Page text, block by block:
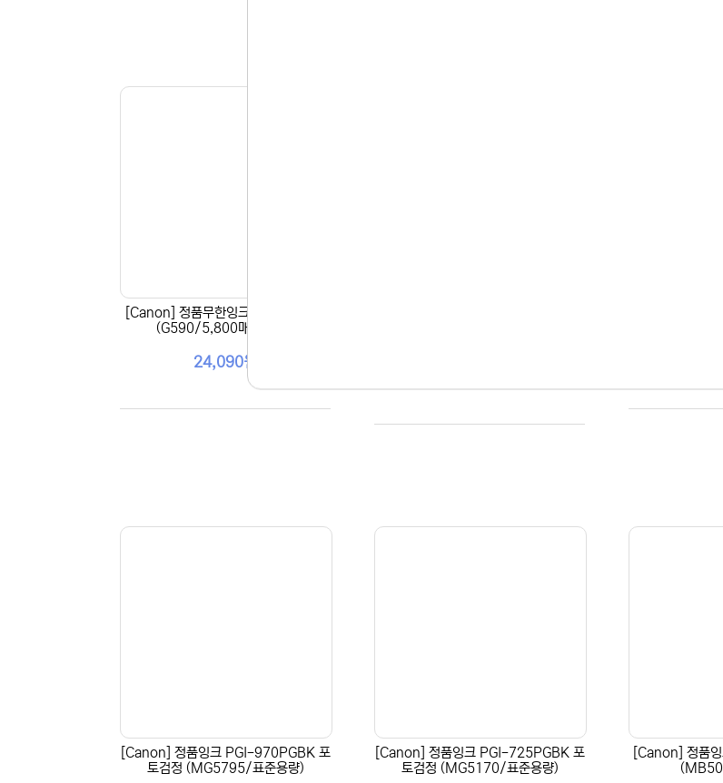
[Canon] 정품무한잉크 GI-93C 파랑
(G590/5,800매/60ml)
24,090원
[Canon] 정품잉크 PGI-970PGBK 포
토검정 (MG5795/표준용량)
[Canon] 정품잉크 PGI-725PGBK 포
토검정 (MG5170/표준용량)
[Canon] 정품